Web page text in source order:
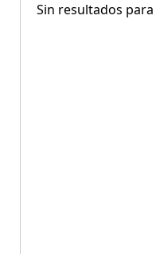
Sin resultados para